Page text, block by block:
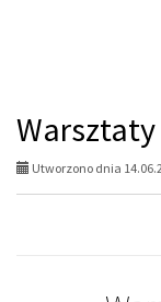
Utworzono dnia